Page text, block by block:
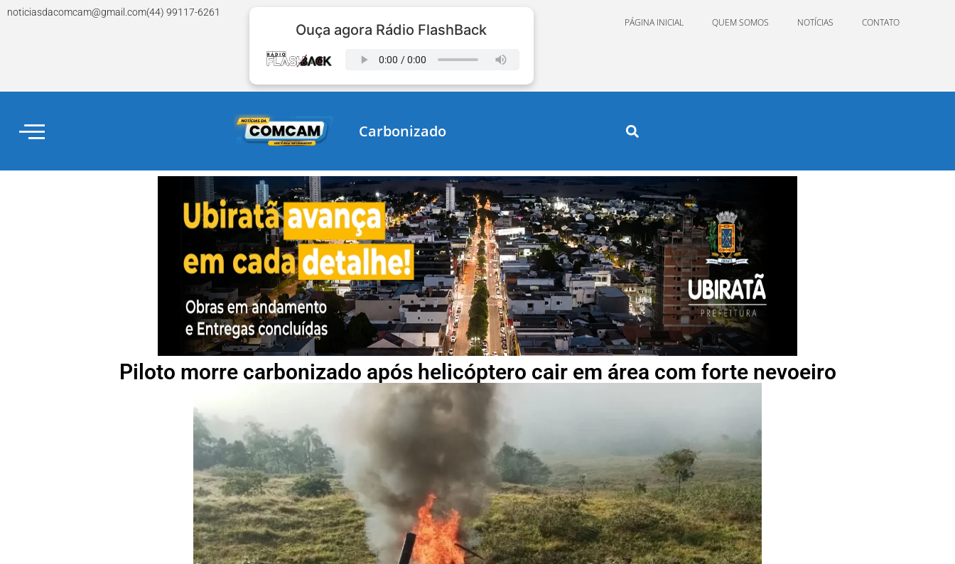
noticiasdacomcam@gmail.com(44) 99117-6261
Ouça agora Rádio FlashBack PÁGINA INICIAL QUEM SOMOS NOTÍCIAS CONTATO
Carbonizado
Piloto morre carbonizado após helicóptero cair em área com forte nevoeiro